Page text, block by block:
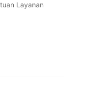
Layanan